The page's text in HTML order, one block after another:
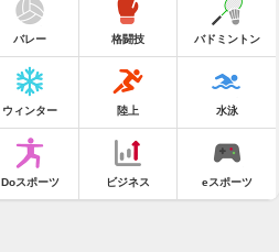
バレー 格闘技 バドミントン
ウィンター 陸上 水泳
Doスポーツ ビジネス eスポーツ